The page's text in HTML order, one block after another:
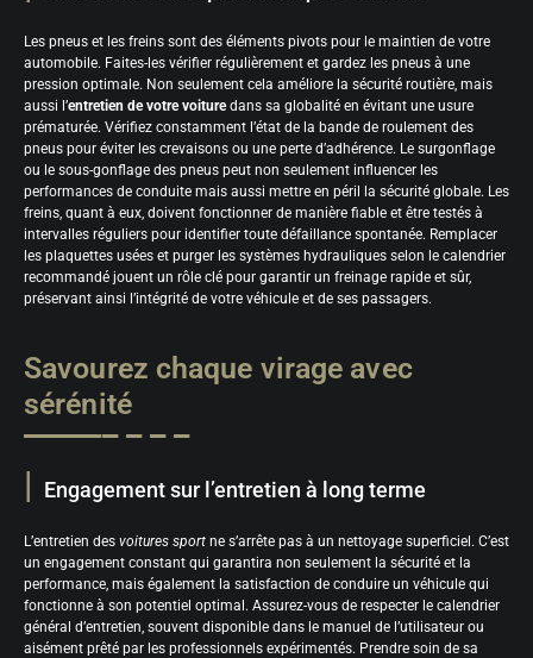
Les pneus et les freins sont des éléments pivots pour le maintien de votre
automobile. Faites-les vérifier régulièrement et gardez les pneus à une
pression optimale. Non seulement cela améliore la sécurité routière, mais
aussi l’entretien de votre voituredans sa globalité en évitant une usure
prématurée. Vérifiez constamment l’état de la bande de roulement des
pneus pour éviter les crevaisons ou une perte d’adhérence. Le surgonflage
ou le sous-gonflage des pneus peut non seulement influencer les
performances de conduite mais aussi mettre en péril la sécurité globale. Les
freins, quant à eux, doivent fonctionner de manière fiable et être testés à
intervalles réguliers pour identifier toute défaillance spontanée. Remplacer
les plaquettes usées et purger les systèmes hydrauliques selon le calendrier
recommandé jouent un rôle clé pour garantir un freinage rapide et sûr,
préservant ainsi l’intégrité de votre véhicule et de ses passagers.
Savourez chaque virage avec
sérénité
Engagement sur l’entretien à long terme
L’entretien des voitures sport ne s’arrête pas à un nettoyage superficiel. C’est
un engagement constant qui garantira non seulement la sécurité et la
performance, mais également la satisfaction de conduire un véhicule qui
fonctionne à son potentiel optimal. Assurez-vous de respecter le calendrier
général d’entretien, souvent disponible dans le manuel de l’utilisateur ou
aisément prêté par les professionnels expérimentés. Prendre soin de sa